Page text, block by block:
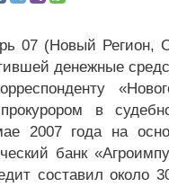
07 (Новый Регион,
денежные
в
2007 года на
банк
составил около